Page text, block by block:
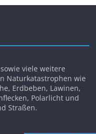
viele weitere
Naturkatastrophen wie
Erdbeben, Lawinen,
Polarlicht und
Straßen.